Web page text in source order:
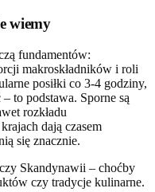
wiemy
fundamentów:
makroskładników i roli
posiłki co 3-4 godziny,
to podstawa. Sporne są
rozkładu
dają czasem
się znacznie.
Skandynawii – choćby
czy tradycje kulinarne.